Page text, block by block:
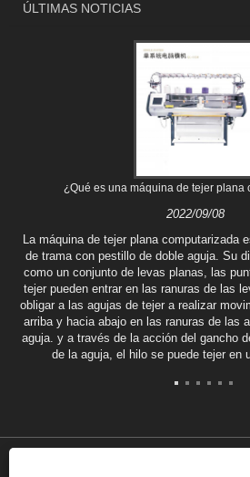
ÚLTIMAS NOTICIAS
¿Qué es una máquina de tejer plana
2022/09/08
La máquina de tejer plana computarizada
de trama con pestillo de doble aguja. Su
como un conjunto de levas planas, las
tejer pueden entrar en las ranuras de las
obligar a las agujas de tejer a realizar
arriba y hacia abajo en las ranuras de las
aguja. y a través de la acción del gancho
de la aguja, el hilo se puede tejer en